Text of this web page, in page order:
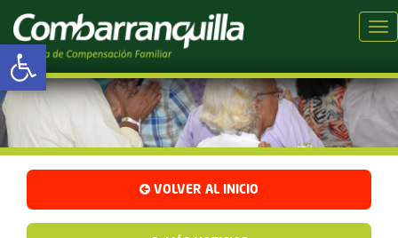
Abrir barra de herramientas
VOLVER AL INICIO